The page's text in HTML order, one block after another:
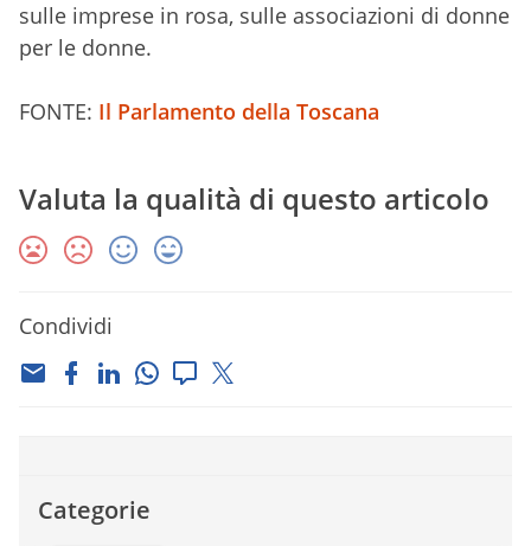
sulle imprese in rosa, sulle associazioni di donne
per le donne.
FONTE: Il Parlamento della Toscana
Valuta la qualità di questo articolo
Condividi
Categorie